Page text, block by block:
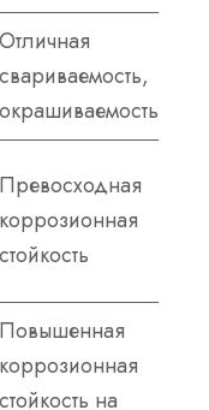
Отличная
свариваемость,
окрашиваемость
Превосходная
коррозионная
стойкость
Повышенная
коррозионная
стойкость на